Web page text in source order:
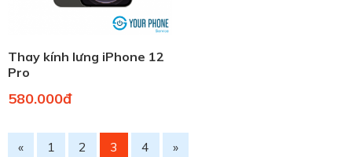
Thay kính lưng iPhone 12
Pro
580.000đ
« 1 2 3 4 »